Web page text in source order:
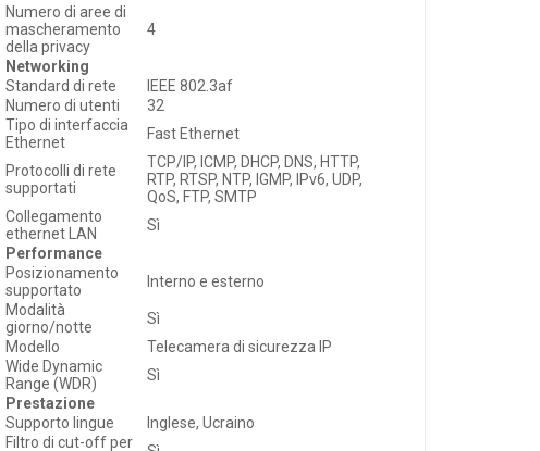
Numero di aree di
mascheramento
della privacy
4
Networking
Standard di rete
IEEE 802.3af
Numero di utenti
32
Tipo di interfaccia
Ethernet
Fast Ethernet
Protocolli di rete
supportati
TCP/IP, ICMP, DHCP, DNS, HTTP,
RTP, RTSP, NTP, IGMP, IPv6, UDP,
QoS, FTP, SMTP
Collegamento
ethernet LAN
Sì
Performance
Posizionamento
supportato
Interno e esterno
Modalità
giorno/notte
Sì
Modello
Telecamera di sicurezza IP
Wide Dynamic
Range (WDR)
Sì
Prestazione
Supporto lingue
Inglese, Ucraino
Filtro di cut-off per